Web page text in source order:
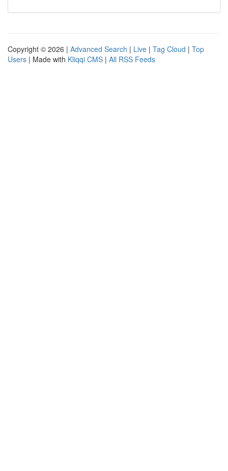
Copyright © 2026 | Advanced Search | Live | Tag Cloud | Top
Users | Made with Kliqqi CMS | All RSS Feeds